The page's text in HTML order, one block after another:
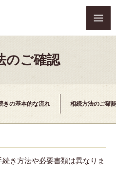
のご確認
きの基本的な流れ 相続方法のご確
き方法や必要書類は異なりま